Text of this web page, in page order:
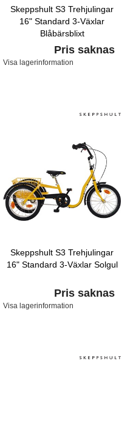
Skeppshult S3 Trehjulingar
16" Standard 3-Växlar
Blåbärsblixt
Pris saknas
Visa lagerinformation
Skeppshult S3 Trehjulingar
16" Standard 3-Växlar Solgul
Pris saknas
Visa lagerinformation